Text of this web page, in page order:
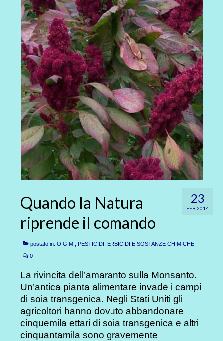
23
FEB 2014
Quando la Natura
riprende il comando
postato in: O.G.M. PESTICIDI, ERBICIDI E SOSTANZE CHIMICHE
|
0
La rivincita dell’amaranto sulla Monsanto.
Un’antica pianta alimentare invade i campi
di soia transgenica. Negli Stati Uniti gli
agricoltori hanno dovuto abbandonare
cinquemila ettari di soia transgenica e altri
cinquantamila sono gravemente